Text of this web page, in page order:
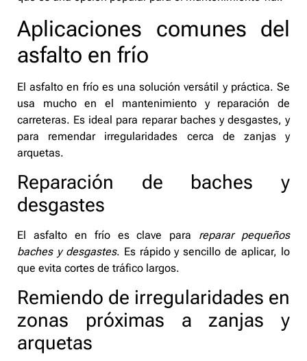
Aplicaciones comunes del
asfalto en frío
El asfalto en frío es una solución versátil y práctica. Se
usa mucho en el mantenimiento y reparación de
carreteras. Es ideal para reparar baches y desgastes, y
para remendar irregularidades cerca de zanjas y
arquetas.
Reparación de baches y
desgastes
El asfalto en frío es clave para reparar pequeños
baches y desgastes. Es rápido y sencillo de aplicar, lo
que evita cortes de tráfico largos.
Remiendo de irregularidades en
zonas próximas a zanjas y
arquetas